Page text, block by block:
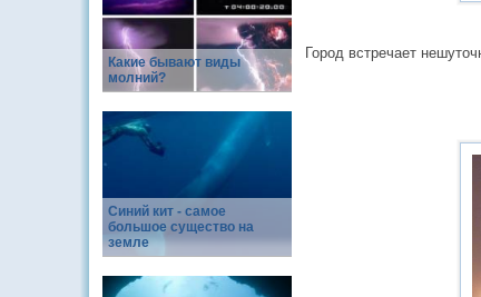
Какие бывают виды
молний?
Синий кит - самое
большое существо на
земле
Город встречает